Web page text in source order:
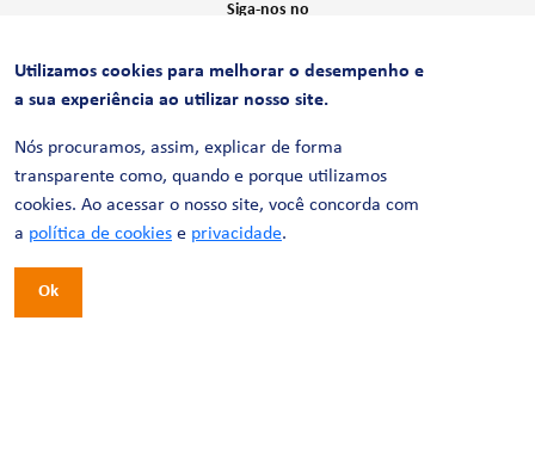
Siga-nos no
CERTIFICAÇÕES
Utilizamos cookies para melhorar o desempenho e
a sua experiência ao utilizar nosso site.
Nós procuramos, assim, explicar de forma
transparente como, quando e porque utilizamos
cookies. Ao acessar o nosso site, você concorda com
a política de cookies e privacidade.
Ok